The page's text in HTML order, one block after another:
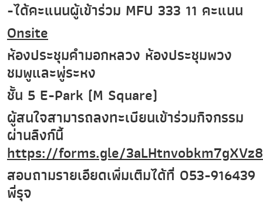
-ได้คะแนนผู้เข้าร่วม MFU 333 11 คะแนน
Onsite
ห้องประชุมคำมอกหลวง ห้องประชุมพวง
ชมพูและพู่ระหง
ชั้น 5 E-Park (M Square)
ผู้สนใจสามารถลงทะเบียนเข้าร่วมกิจกรรม
ผ่านลิงก์นี้
https://forms.gle/3aLHtnvobkm7gXVz8
สอบถามรายเอียดเพิ่มเติมได้ที่ 053-916439
พี่รุจ